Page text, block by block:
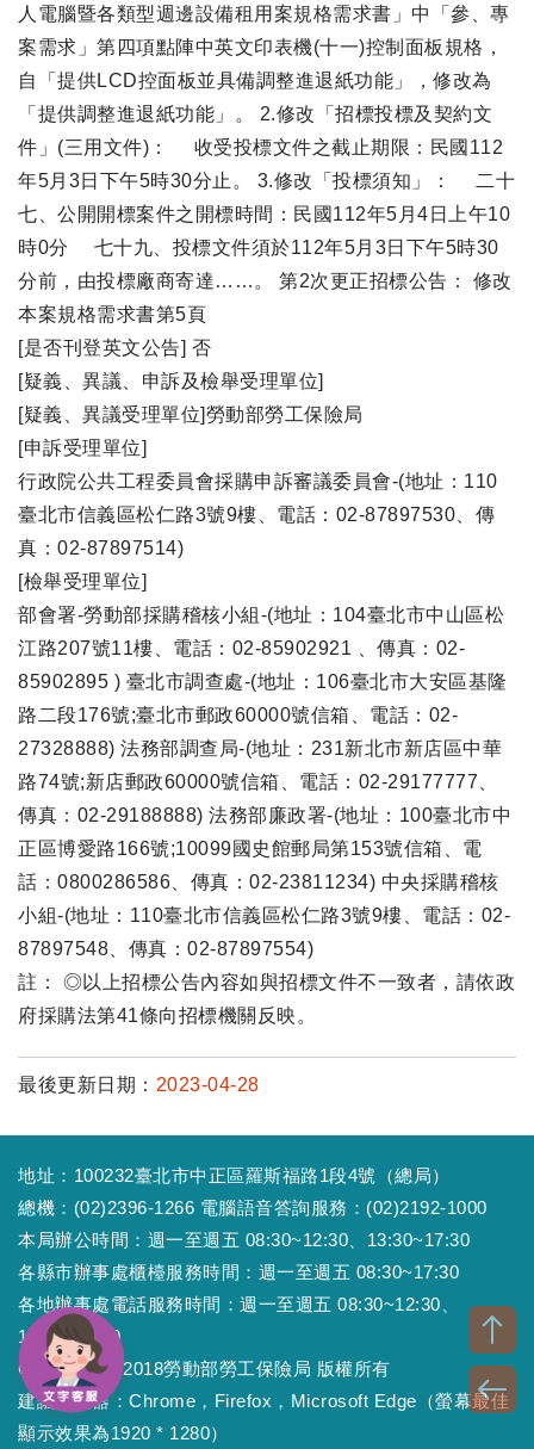
人電腦暨各類型週邊設備租用案規格需求書」中「參、專
案需求」第四項點陣中英文印表機(十一)控制面板規格，
自「提供LCD控面板並具備調整進退紙功能」，修改為
「提供調整進退紙功能」。 2.修改「招標投標及契約文
件」(三用文件)： 收受投標文件之截止期限：民國112
年5月3日下午5時30分止。 3.修改「投標須知」： 二十
七、公開開標案件之開標時間：民國112年5月4日上午10
時0分 七十九、投標文件須於112年5月3日下午5時30
分前，由投標廠商寄達……。 第2次更正招標公告： 修改
本案規格需求書第5頁
[是否刊登英文公告] 否
[疑義、異議、申訴及檢舉受理單位]
[疑義、異議受理單位]勞動部勞工保險局
[申訴受理單位]
行政院公共工程委員會採購申訴審議委員會-(地址：110
臺北市信義區松仁路3號9樓、電話：02-87897530、傳
真：02-87897514)
[檢舉受理單位]
部會署-勞動部採購稽核小組-(地址：104臺北市中山區松
江路207號11樓、電話：02-85902921 、傳真：02-
85902895 ) 臺北市調查處-(地址：106臺北市大安區基隆
路二段176號;臺北市郵政60000號信箱、電話：02-
27328888) 法務部調查局-(地址：231新北市新店區中華
路74號;新店郵政60000號信箱、電話：02-29177777、
傳真：02-29188888) 法務部廉政署-(地址：100臺北市中
正區博愛路166號;10099國史館郵局第153號信箱、電
話：0800286586、傳真：02-23811234) 中央採購稽核
小組-(地址：110臺北市信義區松仁路3號9樓、電話：02-
87897548、傳真：02-87897554)
註： ◎以上招標公告內容如與招標文件不一致者，請依政
府採購法第41條向招標機關反映。
最後更新日期： 2023-04-28
地址：100232臺北市中正區羅斯福路1段4號（總局）
總機：(02)2396-1266 電腦語音答詢服務：(02)2192-1000
本局辦公時間：週一至週五 08:30~12:30、13:30~17:30
各縣市辦事處櫃檯服務時間：週一至週五 08:30~17:30
各地辦事處電話服務時間：週一至週五 08:30~12:30、
13:30~17:30
Copyright © 2018勞動部勞工保險局 版權所有
建議瀏覽器：Chrome，Firefox，Microsoft Edge（螢幕最佳
顯示效果為1920 * 1280）